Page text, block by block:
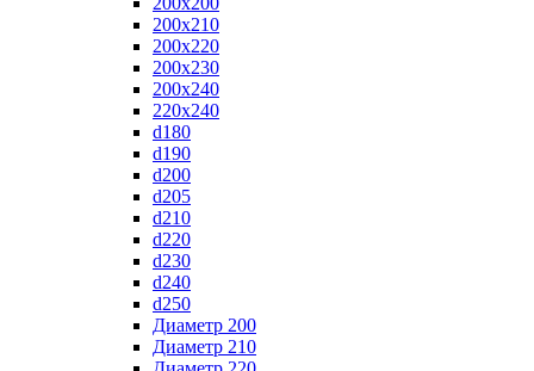
200x210
200x220
200x230
200x240
220x240
d180
d190
d200
d205
d210
d220
d230
d240
d250
Диаметр 200
Диаметр 210